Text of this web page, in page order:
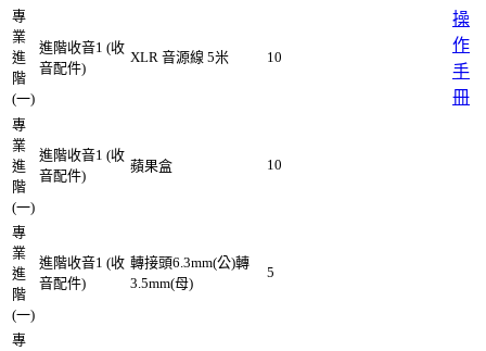
專
業
進
階
(一)
進階收音1 (收
音配件)
XLR 音源線 5米 10
操
作
手
冊
專
業
進
階
(一)
進階收音1 (收
音配件)
蘋果盒 10
專
業
進
階
(一)
進階收音1 (收
音配件)
轉接頭6.3mm(公)轉
3.5mm(母)
5
專